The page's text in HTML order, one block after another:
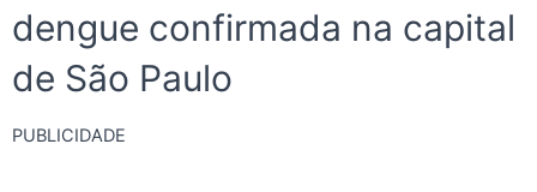
dengue confirmada na capital
de São Paulo
PUBLICIDADE